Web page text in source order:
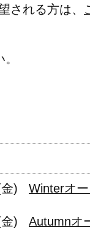
される方は、
金) Winterオ
金) Autumnオ